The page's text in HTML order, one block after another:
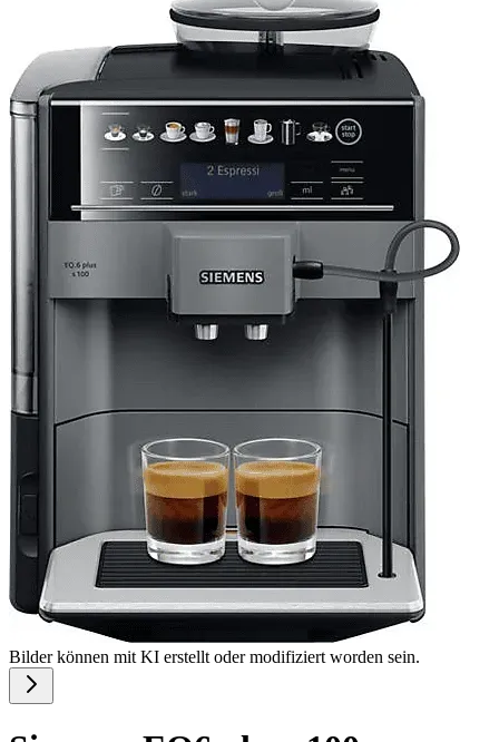
Bilder können mit KI erstellt oder modifiziert worden sein.